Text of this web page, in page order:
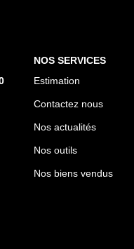
NOS SERVICES
Estimation
Contactez nous
Nos actualités
Nos outils
Nos biens vendus